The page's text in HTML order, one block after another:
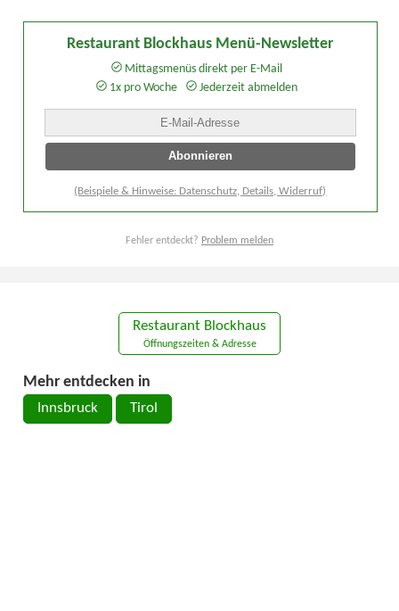
Restaurant Blockhaus Menü-Newsletter
Mittagsmenüs direkt per E-Mail
1x pro Woche
Jederzeit abmelden
(Beispiele & Hinweise: Datenschutz, Details, Widerruf)
Fehler entdeckt? Problem melden
Restaurant Blockhaus
Öffnungszeiten & Adresse
Mehr entdecken in
Innsbruck Tirol